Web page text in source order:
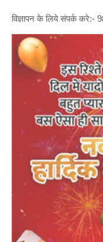
विज्ञापन के लिये संपर्क